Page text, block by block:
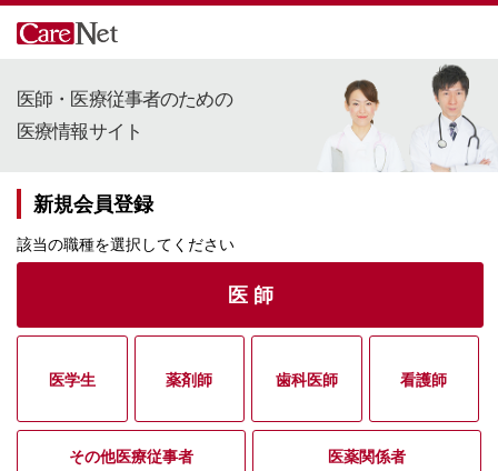
医師・医療従事者のための
医療情報サイト
新規会員登録
該当の職種を選択してください
医 師
医学生 薬剤師 歯科医師 看護師
その他医療従事者 医薬関係者